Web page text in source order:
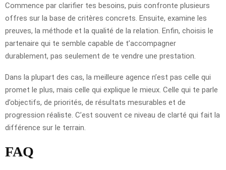
Commence par clarifier tes besoins, puis confronte plusieurs
offres sur la base de critères concrets. Ensuite, examine les
preuves, la méthode et la qualité de la relation. Enfin, choisis le
partenaire qui te semble capable de t’accompagner
durablement, pas seulement de te vendre une prestation.
Dans la plupart des cas, la meilleure agence n’est pas celle qui
promet le plus, mais celle qui explique le mieux. Celle qui te parle
d’objectifs, de priorités, de résultats mesurables et de
progression réaliste. C’est souvent ce niveau de clarté qui fait la
différence sur le terrain.
FAQ